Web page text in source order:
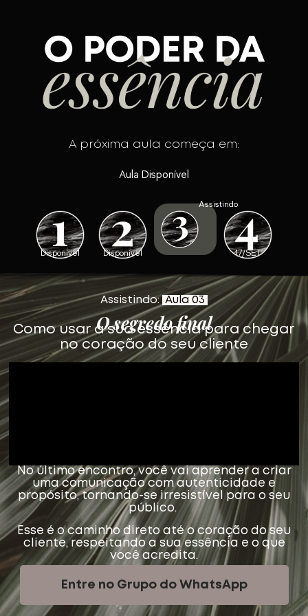
A próxima aula começa em:
Aula Disponível
Disponível Disponível
Assistindo
17/SET
Assistindo: Aula 03
O segredo final
Como usar a sua essência para chegar
no coração do seu cliente
No último encontro, você vai aprender a criar
uma comunicação com autenticidade e
propósito, tornando-se irresistível para o seu
público.
Esse é o caminho direto até o coração do seu
cliente, respeitando a sua essência e o que
você acredita.
Entre no Grupo do WhatsApp